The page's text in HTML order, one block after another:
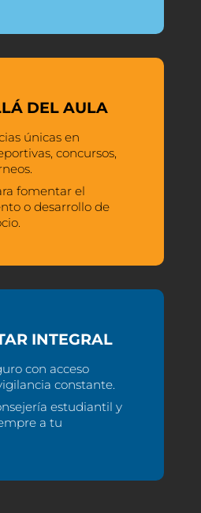
DEL AULA
únicas en
concursos,
fomentar el
o desarrollo de
INTEGRAL
con acceso
constante.
estudiantil y
a tu